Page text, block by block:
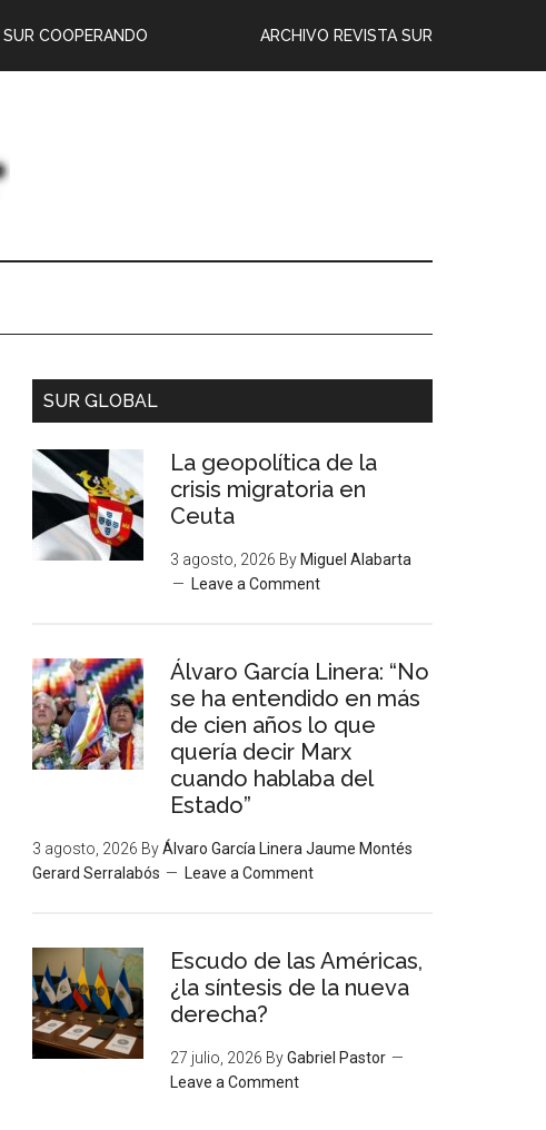
ARCHIVO REVISTA SUR
SUR COOPERANDO
SUR GLOBAL
La geopolítica de la
crisis migratoria en
Ceuta
3 agosto, 2026 By Miguel Alabarta
Leave a Comment
Álvaro García Linera: “No
se ha entendido en más
de cien años lo que
quería decir Marx
cuando hablaba del
Estado”
3 agosto, 2026 ByÁlvaro García Linera Jaume Montés
Gerard Serralabós
Leave a Comment
Escudo de las Américas,
¿la síntesis de la nueva
derecha?
27 julio, 2026 ByGabriel Pastor
Leave a Comment